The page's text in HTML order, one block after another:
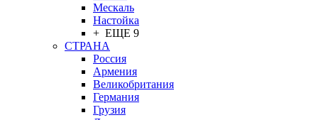
Мескаль
Настойка
+ ЕЩЕ 9
СТРАНА
Россия
Армения
Великобритания
Германия
Грузия